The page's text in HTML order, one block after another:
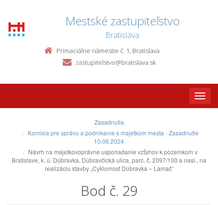
Mestské zastupiteľstvo
Bratislava
Primaciálne námestie č. 1, Bratislava
zastupitelstvo@bratislava.sk
Toggle
Zasadnutia
Komisia pre správu a podnikanie s majetkom mesta - Zasadnutie
10.06.2024
Návrh na majetkovoprávne usporiadanie vzťahov k pozemkom v
Bratislave, k. ú. Dúbravka, Dúbravčická ulica, parc. č. 2097/100 a nasl., na
realizáciu stavby „Cyklomost Dúbravka – Lamač“
Bod č. 29